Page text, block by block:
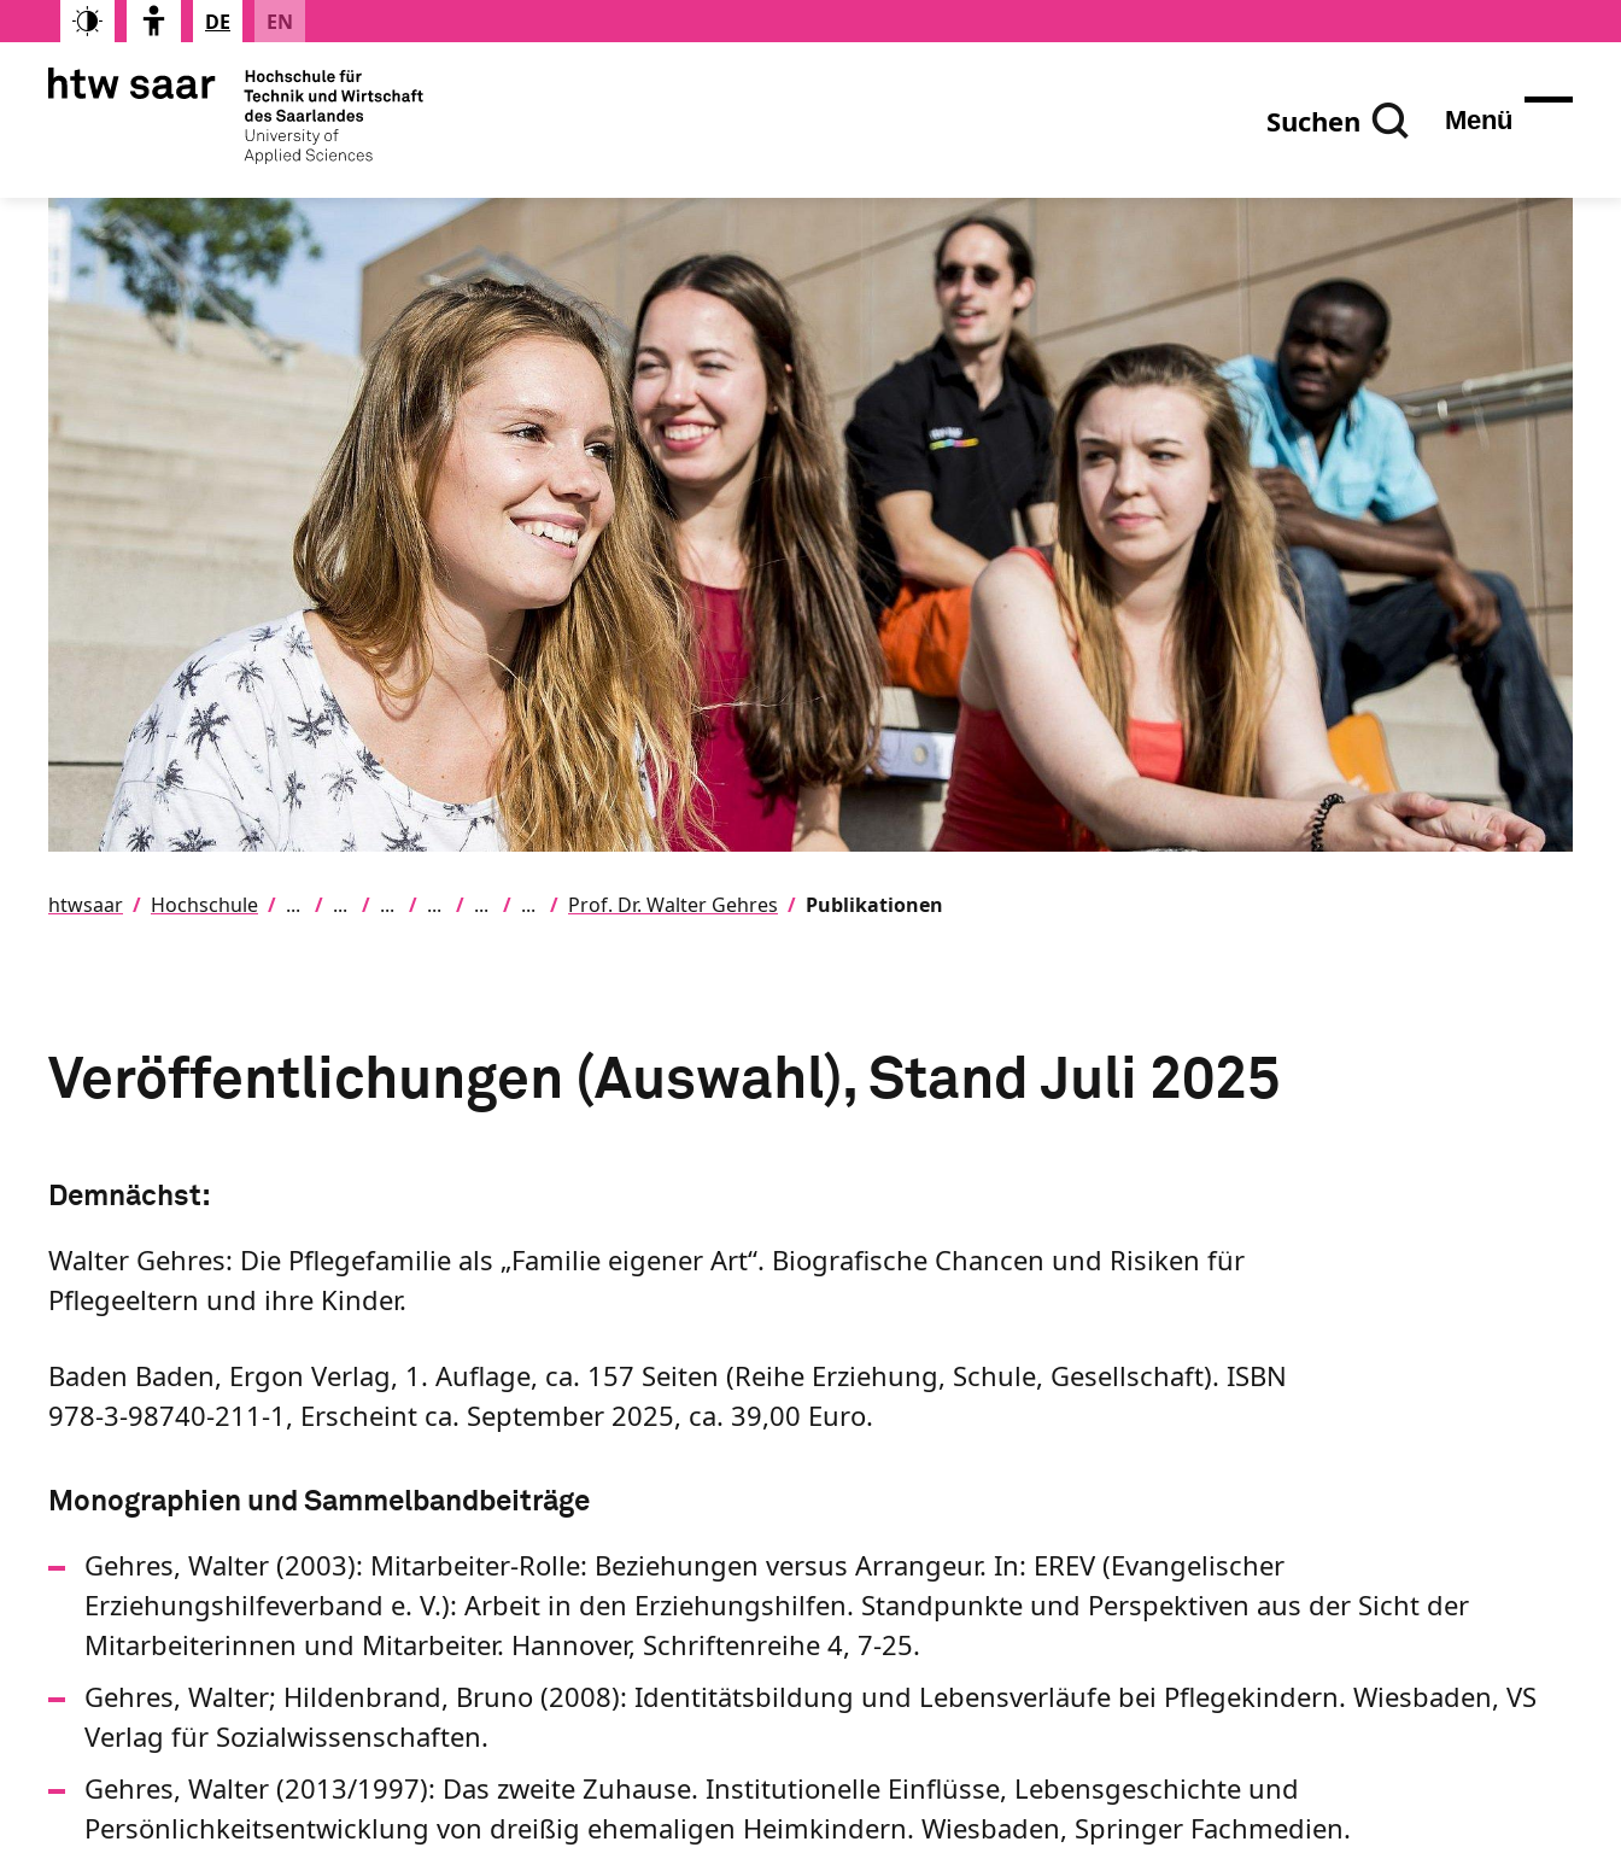
DE EN
Suchen Menü
htwsaar Hochschule Prof. Dr. Walter Gehres Publikationen
Veröffentlichungen (Auswahl), Stand Juli 2025
Demnächst:
Walter Gehres: Die Pflegefamilie als „Familie eigener Art“. Biografische Chancen und Risiken für
Pflegeeltern und ihre Kinder.
Baden Baden, Ergon Verlag, 1. Auflage, ca. 157 Seiten (Reihe Erziehung, Schule, Gesellschaft). ISBN
978-3-98740-211-1, Erscheint ca. September 2025, ca. 39,00 Euro.
Monographien und Sammelbandbeiträge
Gehres, Walter (2003): Mitarbeiter-Rolle: Beziehungen versus Arrangeur. In: EREV (Evangelischer
Erziehungshilfeverband e. V.): Arbeit in den Erziehungshilfen. Standpunkte und Perspektiven aus der Sicht der
Mitarbeiterinnen und Mitarbeiter. Hannover, Schriftenreihe 4, 7-25.
Gehres, Walter; Hildenbrand, Bruno (2008): Identitätsbildung und Lebensverläufe bei Pflegekindern. Wiesbaden, VS
Verlag für Sozialwissenschaften.
Gehres, Walter (2013/1997): Das zweite Zuhause. Institutionelle Einflüsse, Lebensgeschichte und
Persönlichkeitsentwicklung von dreißig ehemaligen Heimkindern. Wiesbaden, Springer Fachmedien.